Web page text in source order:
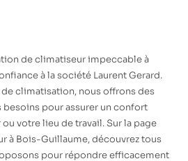
de climatiseur impeccable à
à la société Laurent Gerard.
climatisation, nous offrons des
besoins pour assurer un confort
votre lieu de travail. Sur la page
à Bois-Guillaume, découvrez tous
pour répondre efficacement